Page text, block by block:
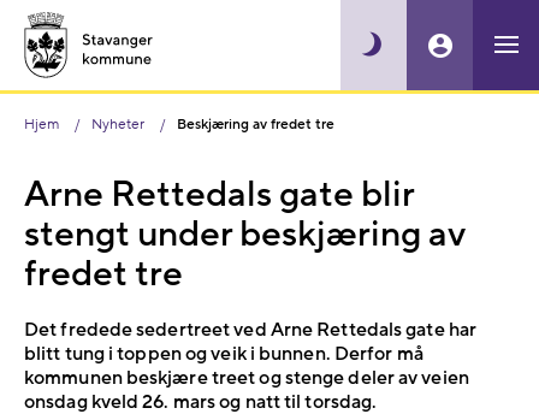
Hjem Nyheter Beskjæring av fredet tre
Arne Rettedals gate blir
stengt under beskjæring av
fredet tre
Det fredede sedertreet ved Arne Rettedals gate har
blitt tung i toppen og veik i bunnen. Derfor må
kommunen beskjære treet og stenge deler av veien
onsdag kveld 26. mars og natt til torsdag.